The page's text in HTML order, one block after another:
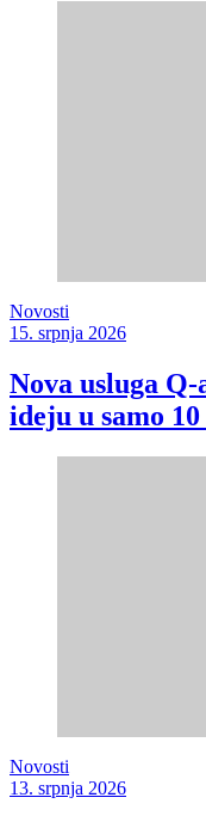
Novosti
15. srpnja 2026
Nova usluga
ideju u samo
Novosti
13. srpnja 2026